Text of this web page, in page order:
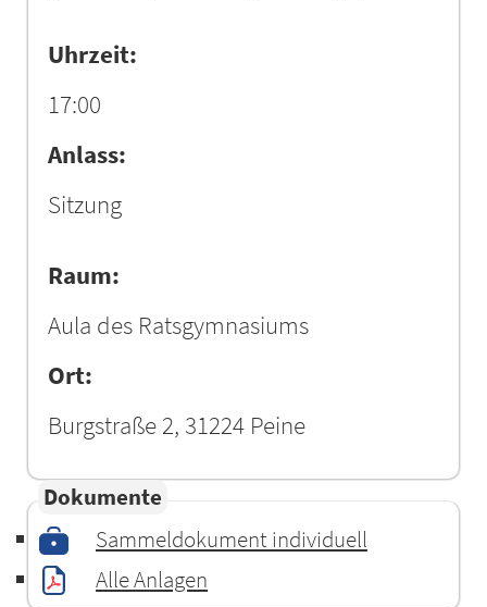
Uhrzeit:
17:00
Anlass:
Sitzung
Raum:
Aula des Ratsgymnasiums
Ort:
Burgstraße 2, 31224 Peine
Dokumente
Sammeldokument individuell
Alle Anlagen